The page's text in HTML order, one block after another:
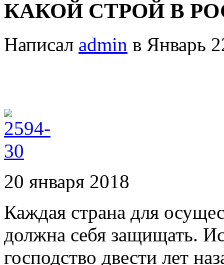
КАКОЙ СТРОЙ В
Написал admin в Январь
20 января 2018
Каждая страна для
должна себя защищать.
господство двести лет